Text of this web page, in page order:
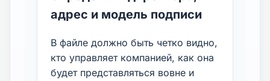
адрес и модель подписи
В файле должно быть четко видно,
кто управляет компанией, как она
будет представляться вовне и